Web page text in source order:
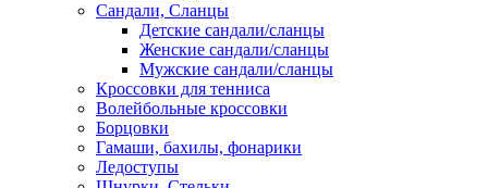
Сандали, Сланцы
Детские сандали/сланцы
Женские сандали/сланцы
Мужские сандали/сланцы
Кроссовки для тенниса
Волейбольные кроссовки
Борцовки
Гамаши, бахилы, фонарики
Ледоступы